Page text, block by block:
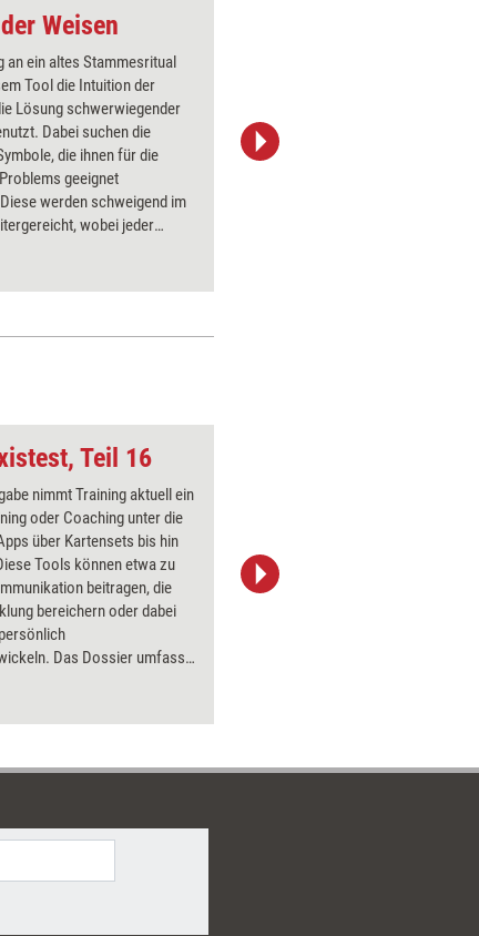
Weisen
an ein altes Stammesritual
Tool die Intuition der
Lösung schwerwiegender
Dabei suchen die
die ihnen für die
geeignet
werden schweigend im
wobei jeder
nur noch ein Symbol übrig
zu Wort melden.
Teil 16
nimmt Training aktuell ein
oder Coaching unter die
über Kartensets bis hin
Tools können etwa zu
beitragen, die
bereichern oder dabei
Das Dossier umfasst